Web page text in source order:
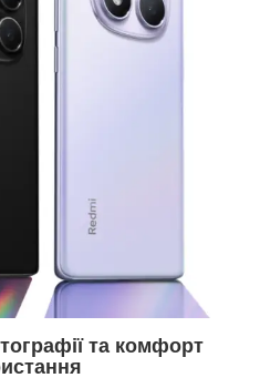
та комфорт